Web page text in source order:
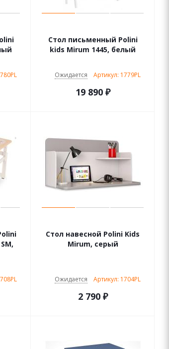
Стол письменный Polini
kids Mirum 1445, белый
Ожидается Артикул: 1779PL
19 890₽
Стол навесной Polini Kids
Mirum, серый
Ожидается Артикул: 1704PL
2 790₽